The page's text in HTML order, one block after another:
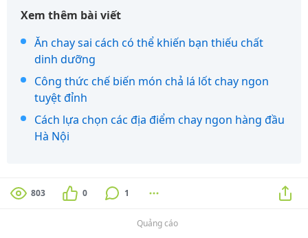
Xem thêm bài viết
Ăn chay sai cách có thể khiến bạn thiếu chất
dinh dưỡng
Công thức chế biến món chả lá lốt chay ngon
tuyệt đỉnh
Cách lựa chọn các địa điểm chay ngon hàng đầu
Hà Nội
803 0 1
Quảng cáo